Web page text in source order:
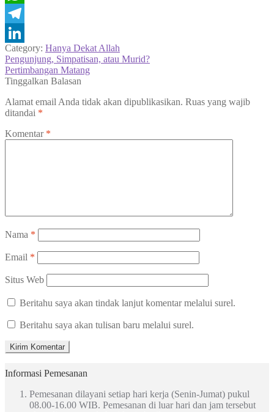
WhatsApp
Telegram
LinkedIn
Category: Hanya Dekat Allah
Navigasi
pos
Previous
post:
Pengunjung, Simpatisan, atau Murid?
Next
post:
Pertimbangan Matang
Tinggalkan Balasan
Alamat email Anda tidak akan dipublikasikan. Ruas yang wajib
ditandai *
Komentar *
Nama *
Email *
Situs Web
Beritahu saya akan tindak lanjut komentar melalui surel.
Beritahu saya akan tulisan baru melalui surel.
Informasi Pemesanan
Pemesanan dilayani setiap hari kerja (Senin-Jumat) pukul
08.00-16.00 WIB. Pemesanan di luar hari dan jam tersebut